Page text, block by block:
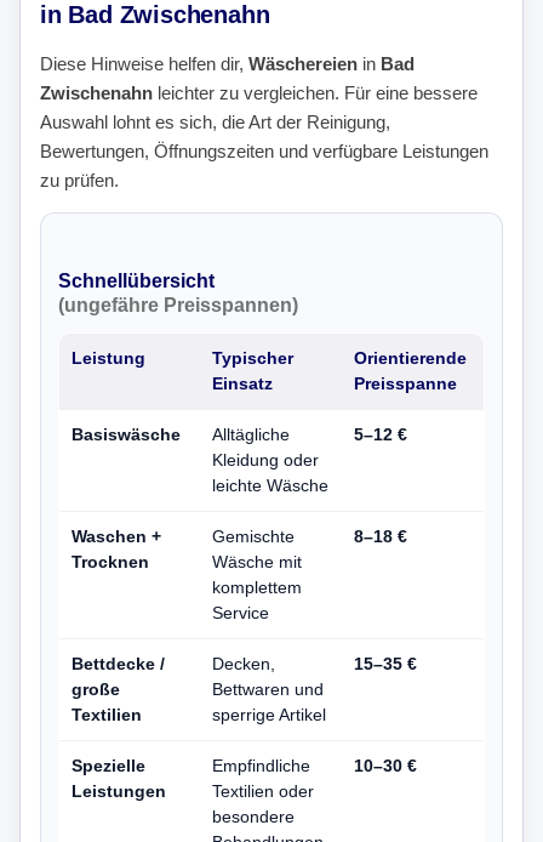
in Bad Zwischenahn
Diese Hinweise helfen dir, Wäschereien in Bad
Zwischenahn leichter zu vergleichen. Für eine bessere
Auswahl lohnt es sich, die Art der Reinigung,
Bewertungen, Öffnungszeiten und verfügbare Leistungen
zu prüfen.
Schnellübersicht
(ungefähre Preisspannen)
Leistung
Typischer
Einsatz
Orientierende
Preisspanne
Basiswäsche
Alltägliche
Kleidung oder
leichte Wäsche
5–12 €
Waschen +
Trocknen
Gemischte
Wäsche mit
komplettem
Service
8–18 €
Bettdecke /
große
Textilien
Decken,
Bettwaren und
sperrige Artikel
15–35 €
Spezielle
Leistungen
Empfindliche
Textilien oder
besondere
10–30 €